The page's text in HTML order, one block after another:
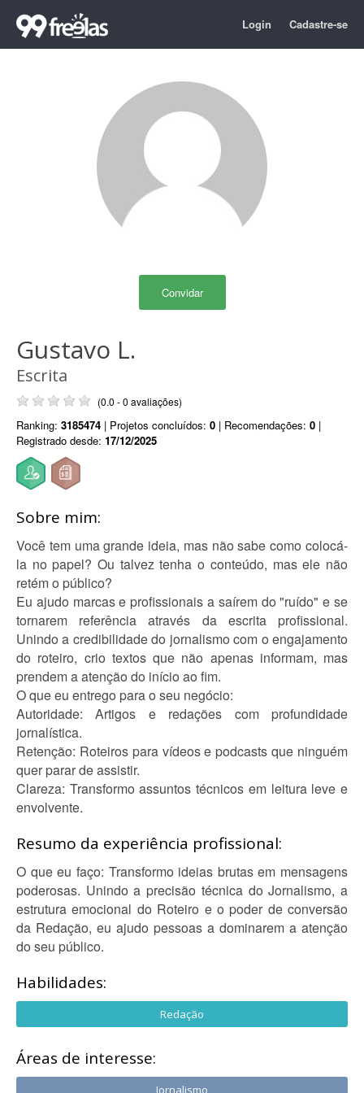
Login Cadastre-se
Convidar
Gustavo L.
Escrita
(0.0 - 0 avaliações)
Ranking: 3185474 | Projetos concluídos: 0 | Recomendações: 0 |
Registrado desde: 17/12/2025
Sobre mim:
Você tem uma grande ideia, mas não sabe como colocá-
la no papel? Ou talvez tenha o conteúdo, mas ele não
retém o público?
Eu ajudo marcas e profissionais a saírem do "ruído" e se
tornarem referência através da escrita profissional.
Unindo a credibilidade do jornalismo com o engajamento
do roteiro, crio textos que não apenas informam, mas
prendem a atenção do início ao fim.
O que eu entrego para o seu negócio:
Autoridade: Artigos e redações com profundidade
jornalística.
Retenção: Roteiros para vídeos e podcasts que ninguém
quer parar de assistir.
Clareza: Transformo assuntos técnicos em leitura leve e
envolvente.
Resumo da experiência profissional:
O que eu faço: Transformo ideias brutas em mensagens
poderosas. Unindo a precisão técnica do Jornalismo, a
estrutura emocional do Roteiro e o poder de conversão
da Redação, eu ajudo pessoas a dominarem a atenção
do seu público.
Habilidades:
Redação
Áreas de interesse:
Jornalismo